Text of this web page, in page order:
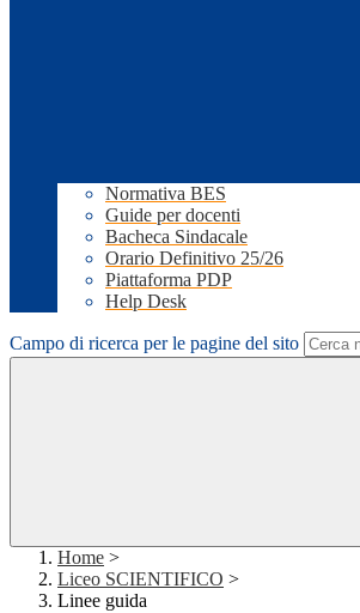
Normativa BES
Guide per docenti
Bacheca Sindacale
Orario Definitivo 25/26
Piattaforma PDP
Help Desk
Campo di ricerca per le pagine del sito
Home >
Liceo SCIENTIFICO >
Linee guida